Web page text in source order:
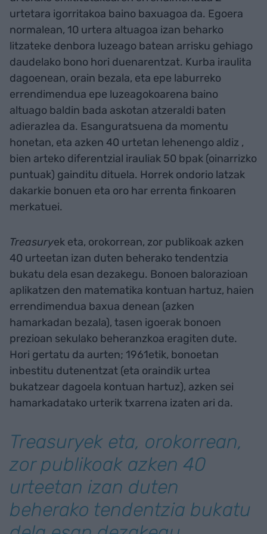
urtetara igorritakoa baino baxuagoa da. Egoera
normalean, 10 urtera altuagoa izan beharko
litzateke denbora luzeago batean arrisku gehiago
daudelako bono hori duenarentzat. Kurba iraulita
dagoenean, orain bezala, eta epe laburreko
errendimendua epe luzeagokoarena baino
altuago baldin bada askotan atzeraldi baten
adierazlea da. Esanguratsuena da momentu
honetan, eta azken 40 urtetan lehenengo aldiz ,
bien arteko diferentzial irauliak 50 bpak (oinarrizko
puntuak) gainditu dituela. Horrek ondorio latzak
dakarkie bonuen eta oro har errenta finkoaren
merkatuei.
Treasuryek eta, orokorrean, zor publikoak azken
40 urteetan izan duten beherako tendentzia
bukatu dela esan dezakegu. Bonoen balorazioan
aplikatzen den matematika kontuan hartuz, haien
errendimendua baxua denean (azken
hamarkadan bezala), tasen igoerak bonoen
prezioan sekulako beheranzkoa eragiten dute.
Hori gertatu da aurten; 1961etik, bonoetan
inbestitu dutenentzat (eta oraindik urtea
bukatzear dagoela kontuan hartuz), azken sei
hamarkadatako urterik txarrena izaten ari da.
Treasuryek eta, orokorrean,
zor publikoak azken 40
urteetan izan duten
beherako tendentzia bukatu